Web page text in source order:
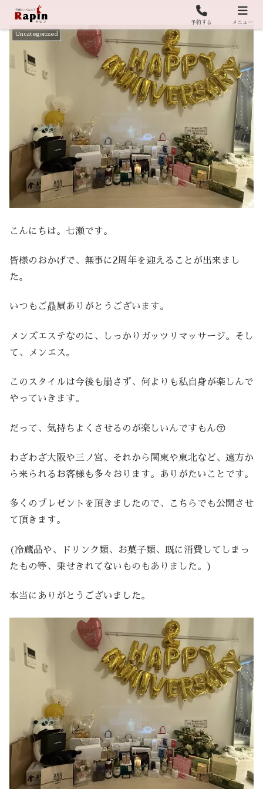
Uncategorized
こんにちは。七瀬です。
皆様のおかげで、無事に2周年を迎えることが出来まし
た。
いつもご贔屓ありがとうございます。
メンズエステなのに、しっかりガッツリマッサージ。そし
て、メンエス。
このスタイルは今後も崩さず、何よりも私自身が楽しんで
やっていきます。
だって、気持ちよくさせるのが楽しいんですもん😚
わざわざ大阪や三ノ宮、それから関東や東北など、遠方か
ら来られるお客様も多々おります。ありがたいことです。
多くのプレゼントを頂きましたので、こちらでも公開させ
て頂きます。
(冷蔵品や、ドリンク類、お菓子類、既に消費してしまっ
たもの等、乗せきれてないものもありました。)
本当にありがとうございました。
予約する メニュー